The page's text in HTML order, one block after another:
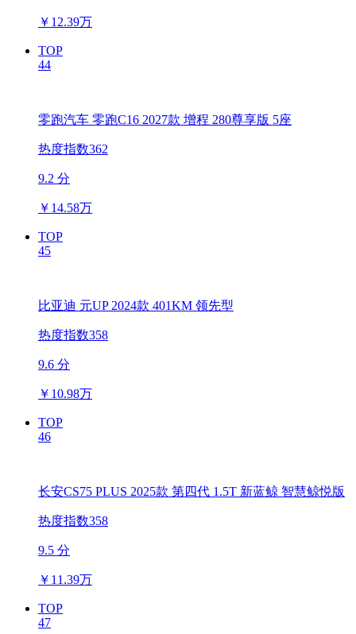
￥ 12.39万
TOP
44
零跑汽车 零跑C16 2027款 增程 280尊享版 5座
热度指数362
9.2 分
￥ 14.58万
TOP
45
比亚迪 元UP 2024款 401KM 领先型
热度指数358
9.6 分
￥ 10.98万
TOP
46
长安CS75 PLUS 2025款 第四代 1.5T 新蓝鲸 智慧鲸悦版
热度指数358
9.5 分
￥ 11.39万
TOP
47